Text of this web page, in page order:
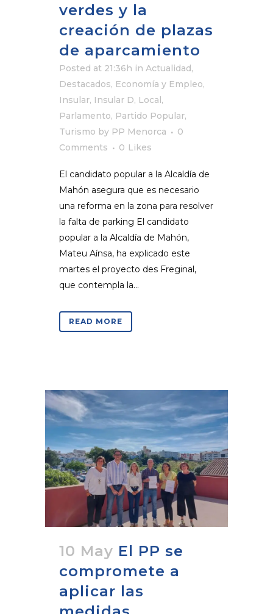
verdes y la
creación de plazas
de aparcamiento
Posted at 21:36h in Actualidad,
Destacados, Economía y Empleo,
Insular, Insular D, Local,
Parlamento, Partido Popular,
Turismo by PP Menorca
0
Comments
0 Likes
El candidato popular a la Alcaldía de
Mahón asegura que es necesario
una reforma en la zona para resolver
la falta de parking El candidato
popular a la Alcaldía de Mahón,
Mateu Aínsa, ha explicado este
martes el proyecto des Freginal,
que contempla la...
READ MORE
10 May El PP se
compromete a
aplicar las